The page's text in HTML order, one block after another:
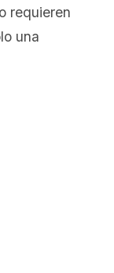
requieren
una